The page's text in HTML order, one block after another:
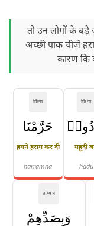
तो उन लोगों के
अच्छी पाक चीज़ें
कारण कि
क्रिया
यहूदी
hādū
क्रिया
حَرَّمْنَا
हमने हराम कर दी
ḥarramnā
अव्यय
وَبِصَدِّهِمْ